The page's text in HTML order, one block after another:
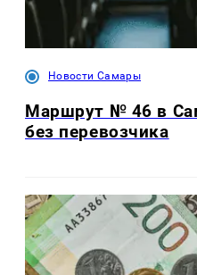
Новости Самары
Маршрут № 46 в
без перевозчика